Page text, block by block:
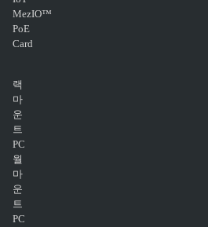
MezIO™
PoE
Card
랙
마
운
트
PC
월
마
운
트
PC